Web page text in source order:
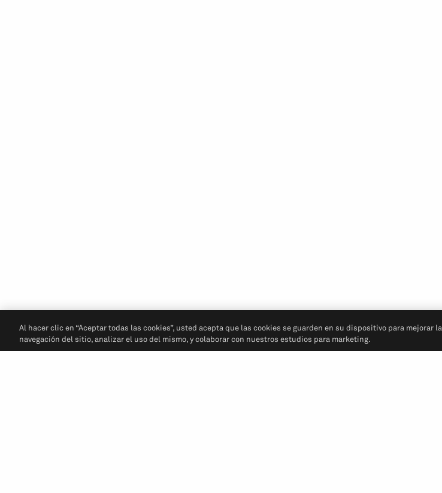
Al hacer clic en “Aceptar todas las cookies”, usted acepta que las cookies se guarden en su dispositivo para mejorar la
navegación del sitio, analizar el uso del mismo, y colaborar con nuestros estudios para marketing.